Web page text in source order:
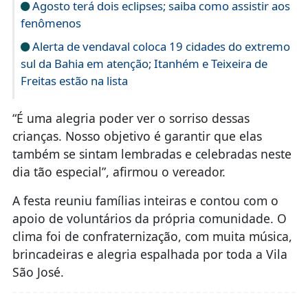
Agosto terá dois eclipses; saiba como assistir aos
fenômenos
Alerta de vendaval coloca 19 cidades do extremo
sul da Bahia em atenção; Itanhém e Teixeira de
Freitas estão na lista
“É uma alegria poder ver o sorriso dessas
crianças. Nosso objetivo é garantir que elas
também se sintam lembradas e celebradas neste
dia tão especial”, afirmou o vereador.
A festa reuniu famílias inteiras e contou com o
apoio de voluntários da própria comunidade. O
clima foi de confraternização, com muita música,
brincadeiras e alegria espalhada por toda a Vila
São José.